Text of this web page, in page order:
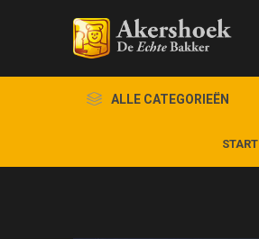
ALLE CATEGORIEËN
START